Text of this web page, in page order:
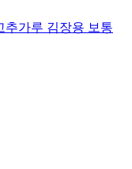
추가루 김장용 보통